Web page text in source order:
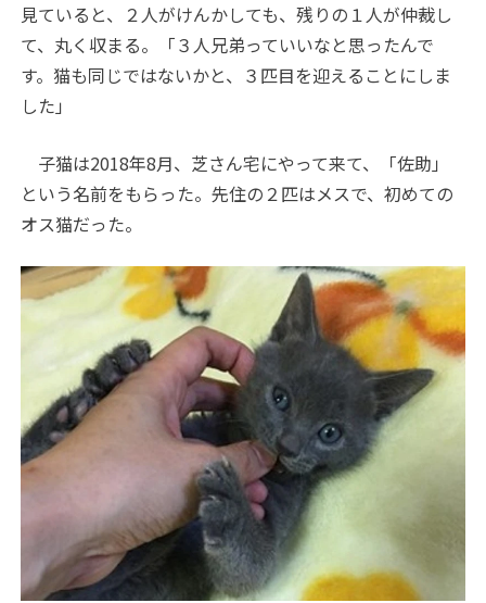
見ていると、２人がけんかしても、残りの１人が仲裁し
て、丸く収まる。「３人兄弟っていいなと思ったんで
す。猫も同じではないかと、３匹目を迎えることにしま
した」
子猫は2018年8月、芝さん宅にやって来て、「佐助」
という名前をもらった。先住の２匹はメスで、初めての
オス猫だった。